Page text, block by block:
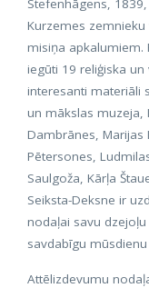
Stefenhāgens,
Kurzemes
misiņa apkalumiem.
iegūti 19 reliģiska un
interesanti materiāli
un mākslas muzeja,
Dambrānes, Marijas
Pētersones,
Saulgoža, Kārļa
Seiksta-Deksne ir
nodaļai savu dzejoļu
savdabīgu
Attēlizdevumu